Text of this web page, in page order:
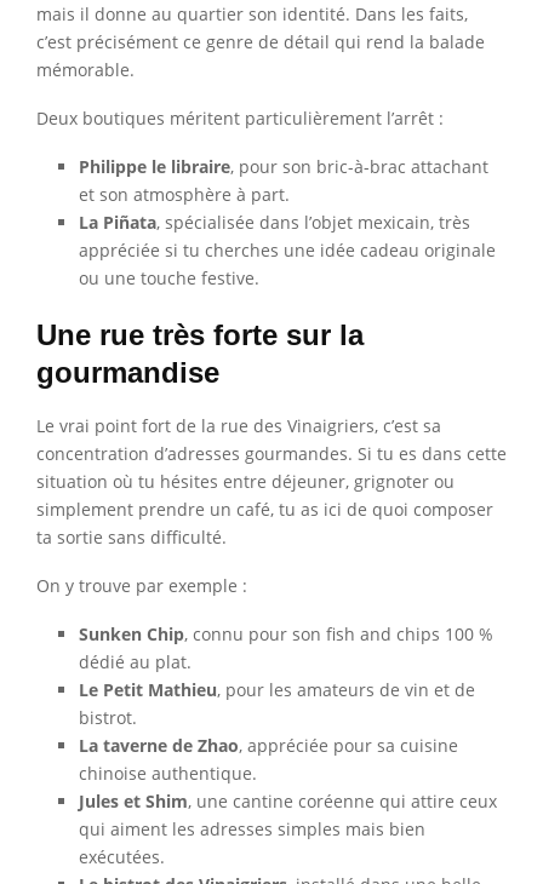
mais il donne au quartier son identité. Dans les faits,
c’est précisément ce genre de détail qui rend la balade
mémorable.
Deux boutiques méritent particulièrement l’arrêt :
Philippe le libraire, pour son bric-à-brac attachant
et son atmosphère à part.
La Piñata, spécialisée dans l’objet mexicain, très
appréciée si tu cherches une idée cadeau originale
ou une touche festive.
Une rue très forte sur la
gourmandise
Le vrai point fort de la rue des Vinaigriers, c’est sa
concentration d’adresses gourmandes. Si tu es dans cette
situation où tu hésites entre déjeuner, grignoter ou
simplement prendre un café, tu as ici de quoi composer
ta sortie sans difficulté.
On y trouve par exemple :
Sunken Chip, connu pour son fish and chips 100 %
dédié au plat.
Le Petit Mathieu, pour les amateurs de vin et de
bistrot.
La taverne de Zhao, appréciée pour sa cuisine
chinoise authentique.
Jules et Shim, une cantine coréenne qui attire ceux
qui aiment les adresses simples mais bien
exécutées.